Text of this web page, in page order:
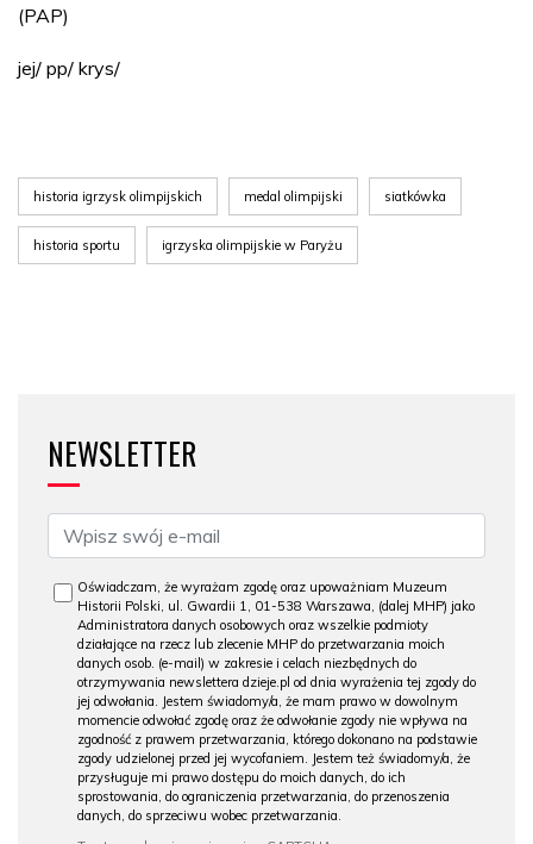
(PAP)
jej/ pp/ krys/
historia igrzysk olimpijskich medal olimpijski siatkówka
historia sportu igrzyska olimpijskie w Paryżu
NEWSLETTER
Oświadczam, że wyrażam zgodę oraz upoważniam Muzeum
Historii Polski, ul. Gwardii 1, 01-538 Warszawa, (dalej MHP) jako
Administratora danych osobowych oraz wszelkie podmioty
działające na rzecz lub zlecenie MHP do przetwarzania moich
danych osob. (e-mail) w zakresie i celach niezbędnych do
otrzymywania newslettera dzieje.pl od dnia wyrażenia tej zgody do
jej odwołania. Jestem świadomy/a, że mam prawo w dowolnym
momencie odwołać zgodę oraz że odwołanie zgody nie wpływa na
zgodność z prawem przetwarzania, którego dokonano na podstawie
zgody udzielonej przed jej wycofaniem. Jestem też świadomy/a, że
przysługuje mi prawo dostępu do moich danych, do ich
sprostowania, do ograniczenia przetwarzania, do przenoszenia
danych, do sprzeciwu wobec przetwarzania.